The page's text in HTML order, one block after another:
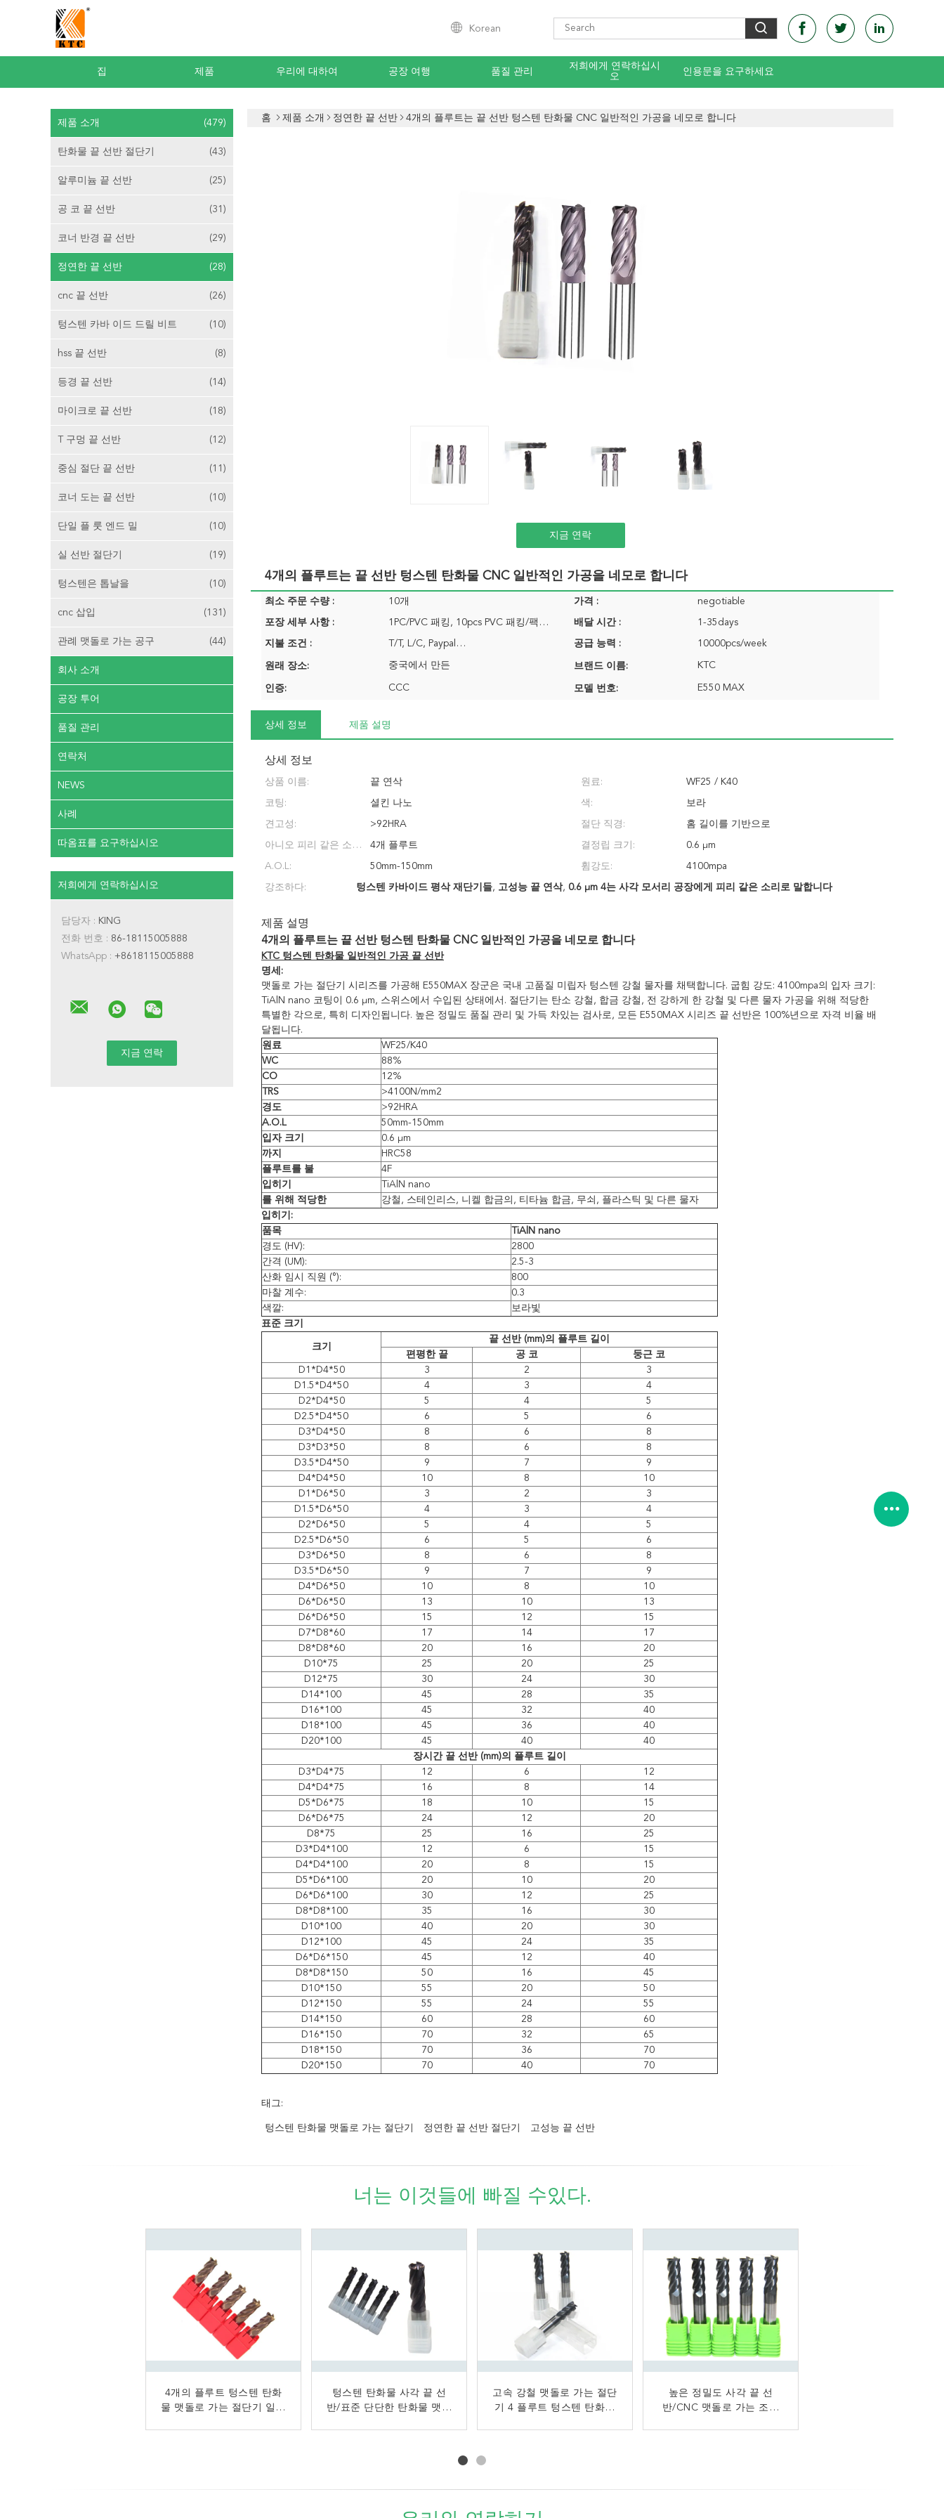
Korean
집 제품 우리에 대하여 공장 여행 품질 관리
저희에게 연락하십시
오
인용문을 요구하세요
제품 소개 (479)
탄화물 끝 선반 절단기 (43)
알루미늄 끝 선반 (25)
공 코 끝 선반 (31)
코너 반경 끝 선반 (29)
정연한 끝 선반 (28)
cnc 끝 선반 (26)
텅스텐 카바 이드 드릴 비트 (10)
hss 끝 선반 (8)
등경 끝 선반 (14)
마이크로 끝 선반 (18)
T 구멍 끝 선반 (12)
중심 절단 끝 선반 (11)
코너 도는 끝 선반 (10)
단일 플 룻 엔드 밀 (10)
실 선반 절단기 (19)
텅스텐은 톱날을 (10)
cnc 삽입 (131)
관례 맷돌로 가는 공구 (44)
회사 소개
공장 투어
품질 관리
연락처
NEWS
사례
따옴표를 요구하십시오
저희에게 연락하십시오
담당자 : KING
전화 번호 : 86-18115005888
WhatsApp : +8618115005888
홈 제품 소개 정연한 끝 선반 4개의 플루트는 끝 선반 텅스텐 탄화물 CNC 일반적인 가공을 네모로 합니다
지금 연락
4개의 플루트는 끝 선반 텅스텐 탄화물 CNC 일반적인 가공을 네모로 합니다
최소 주문 수량 : 10개 가격 : negotiable
포장 세부 사항 : 1PC/PVC 패킹, 10pcs PVC 패킹/팩… 배달 시간 : 1-35days
지불 조건 : T/T, L/C, Paypal… 공급 능력 : 10000pcs/week
원래 장소: 중국에서 만든 브랜드 이름: KTC
인증: CCC 모델 번호: E550 MAX
상세 정보 제품 설명
상세 정보
상품 이름: 끝 연삭 원료: WF25 / K40
코팅: 셜킨 나노 색: 보라
견고성: >92HRA 절단 직경: 홈 길이를 기반으로
아니오 피리 같은 소리
로 말합니다.:
4개 플루트 결정립 크기: 0.6 μm
A.O.L: 50mm-150mm 휨강도: 4100mpa
강조하다: 텅스텐 카바이드 평삭 재단기들, 고성능 끝 연삭, 0.6 μm 4는 사각 모서리 공장에게 피리 같은 소리로 말합니다
제품 설명
4개의 플루트는 끝 선반 텅스텐 탄화물 CNC 일반적인 가공을 네모로 합니다
KTC 텅스텐 탄화물 일반적인 가공 끝 선반
명세:
맷돌로 가는 절단기 시리즈를 가공해 E550MAX 장군은 국내 고품질 미립자 텅스텐 강철 물자를 채택합니다. 굽힘 강도: 4100mpa의 입자 크기:
TiAlN nano 코팅이 0.6 μm, 스위스에서 수입된 상태에서. 절단기는 탄소 강철, 합금 강철, 전 강하게 한 강철 및 다른 물자 가공을 위해 적당한
특별한 각으로, 특히 디자인됩니다. 높은 정밀도 품질 관리 및 가득 차있는 검사로, 모든 E550MAX 시리즈 끝 선반은 100%년으로 자격 비율 배
달됩니다.
원료
WF25/K40
WC
88%
CO
12%
TRS
>4100N/mm2
경도
>92HRA
A.O.L
50mm-150mm
입자 크기
0.6 μm
까지
HRC58
플루트를 불
4F
입히기
TiAlN nano
를 위해 적당한
강철, 스테인리스, 니켈 합금의, 티타늄 합금, 무쇠, 플라스틱 및 다른 물자
입히기:
품목
TiAlN nano
경도 (HV):
2800
간격 (UM):
2.5-3
산화 임시 직원 (°):
800
마찰 계수:
0.3
색깔:
보라빛
표준 크기
크기
끝 선반 (mm)의 플루트 길이
편평한 끝
공 코
둥근 코
D1*D4*50
3 2
3
D1.5*D4*50
4 3
4
D2*D4*50
5 4
5
D2.5*D4*50
6 5
6
D3*D4*50
8 6
8
D3*D3*50
8 6
8
D3.5*D4*50
9 7
9
D4*D4*50
10 8
10
D1*D6*50
3 2
3
D1.5*D6*50
4 3
4
D2*D6*50
5 4
5
D2.5*D6*50
6 5
6
D3*D6*50
8 6
8
D3.5*D6*50
9 7
9
D4*D6*50
10 8
10
D6*D6*50
13 10
13
D6*D6*50
15 12
15
D7*D8*60
17 14
17
D8*D8*60
20 16
20
D10*75
25 20
25
D12*75
30 24
30
D14*100
45 28
35
D16*100
45 32
40
D18*100
45 36
40
D20*100
45 40
40
장시간 끝 선반 (mm)의 플루트 길이
D3*D4*75
12 6
12
D4*D4*75
16 8
14
D5*D6*75
18 10
15
D6*D6*75
24 12
20
D8*75
25 16
25
D3*D4*100
12 6
15
D4*D4*100
20 8
15
D5*D6*100
20 10
20
D6*D6*100
30 12
25
D8*D8*100
35 16
30
D10*100
40 20
30
D12*100
45 24
35
D6*D6*150
45 12
40
D8*D8*150
50 16
45
D10*150
55 20
50
D12*150
55 24
55
D14*150
60 28
60
D16*150
70 32
65
D18*150
70 36
70
D20*150
70 40 70
태그:
텅스텐 탄화물 맷돌로 가는 절단기 정연한 끝 선반 절단기 고성능 끝 선반
너는 이것들에 빠질 수있다.
4개의 플루트 텅스텐 탄화
물 맷돌로 가는 절단기 일반
텅스텐 탄화물 사각 끝 선
반/표준 단단한 탄화물 맷돌
고속 강철 맷돌로 가는 절단
기 4 플루트 텅스텐 탄화물
높은 정밀도 사각 끝 선
반/CNC 맷돌로 가는 조금
스테인리스 니켈 합금 Nano
입히는을 위한 텅스텐 탄화
알루미늄 플라스틱 TiAlN
Nano 코팅 고속을 위한 4개
탄화물 정연한 끝 선반 절단
기 스테인리스 강하게 한 강
알루미늄 절단 사각 끝 선
반/4 플루트 14mm 15mm